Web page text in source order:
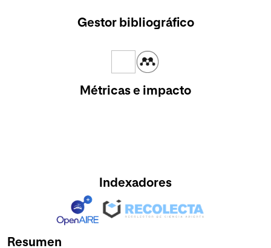
Gestor bibliográfico
Métricas e impacto
Indexadores
Resumen